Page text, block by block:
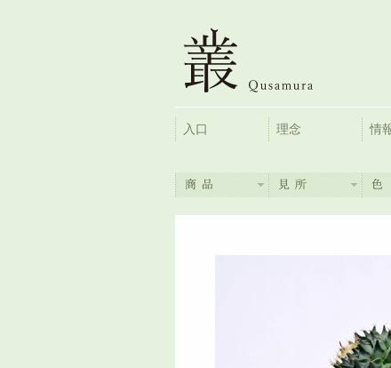
入口 理念 情